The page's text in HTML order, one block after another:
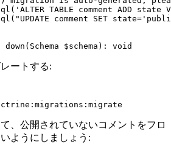
comment SET
down(Schema $schema): void
ートする:
、公開されていないコメントをフロ
ようにしましょう: